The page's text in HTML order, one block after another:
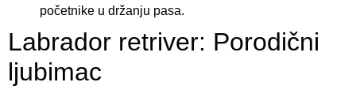
početnike u držanju pasa.
Labrador retriver: Porodični
ljubimac